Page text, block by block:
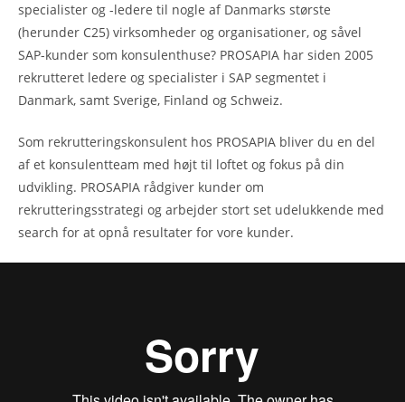
specialister og -ledere til nogle af Danmarks største
(herunder C25) virksomheder og organisationer, og såvel
SAP-kunder som konsulenthuse? PROSAPIA har siden 2005
rekrutteret ledere og specialister i SAP segmentet i
Danmark, samt Sverige, Finland og Schweiz.
Som rekrutteringskonsulent hos PROSAPIA bliver du en del
af et konsulentteam med højt til loftet og fokus på din
udvikling. PROSAPIA rådgiver kunder om
rekrutteringsstrategi og arbejder stort set udelukkende med
search for at opnå resultater for vore kunder.